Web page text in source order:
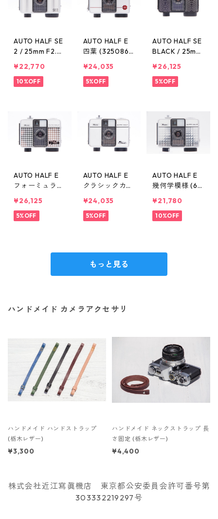
AUTO HALF SE
2 / 25mm F2.8
COH リコー
¥22,770
10%OFF
AUTO HALF E
四葉 (325086)
COH リコー
¥24,035
5%OFF
AUTO HALF SE
BLACK / 25mm
RICOH リコー
¥26,125
5%OFF
AUTO HALF E
フォーミュラー
25mm F2.8 RIC
OH リコー
¥26,125
5%OFF
AUTO HALF E
クラシックカー
mm F2.8 RICOH
リコー
¥24,035
5%OFF
AUTO HALF E
幾何学模様 (63
2.8 RICOH リコ
ー
¥21,780
10%OFF
もっと見る
ハンドメイド カメラアクセサリ
ハンドメイド ハンドストラップ
(栃木レザー)
¥3,300
ハンドメイド ネックストラップ 長
さ固定 (栃木レザー)
¥4,400
株式会社近江寫眞機店 東京都公安委員会許可番号第
303332219297号